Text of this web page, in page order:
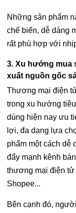
Những sản phẩm
chế biến, dễ dàng
rất phù hợp với
3. Xu hướng mua
xuất nguồn gốc
Thương mại điện
trong xu hướng
dùng hiện nay ưu
lợi, đa dạng lựa
phẩm một cách dễ
đẩy mạnh kênh
thương mại điện tử
Shopee...
Bên cạnh đó,